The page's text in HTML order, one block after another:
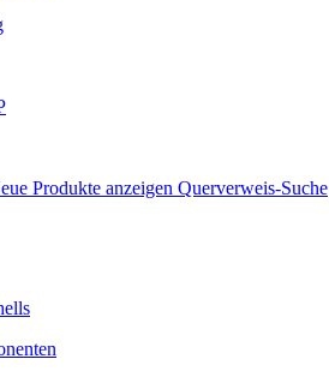
Produkte anzeigen Querverweis-Suche